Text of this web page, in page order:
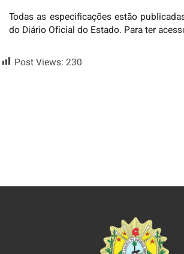
Todas as especificações estão
do Diário Oficial do Estado. Para ter
Post Views: 230